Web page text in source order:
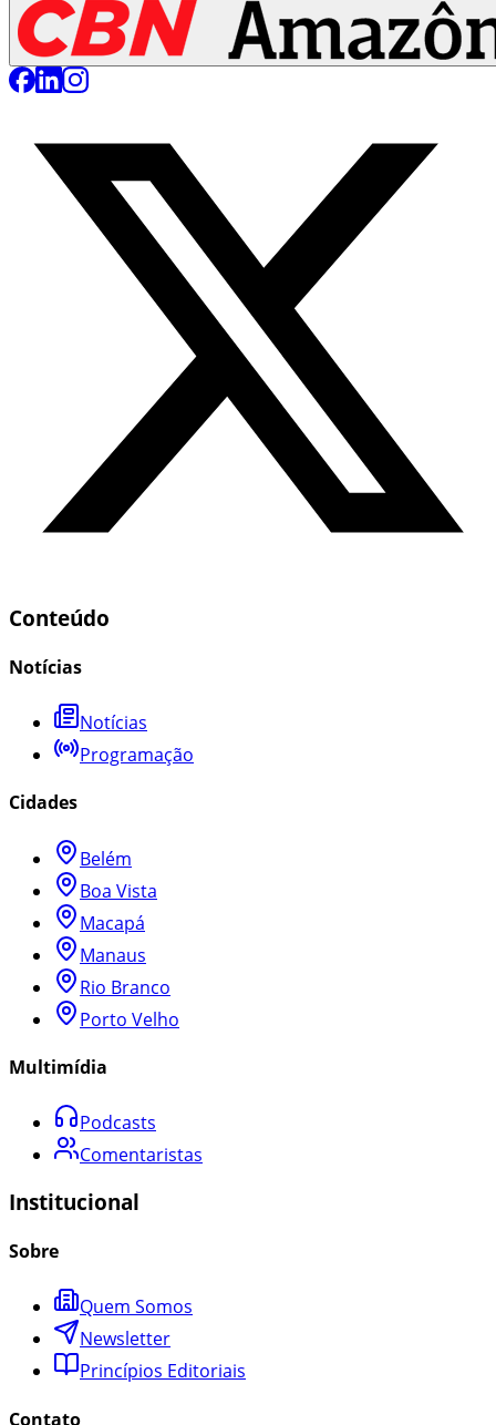
Conteúdo
Notícias
Notícias
Programação
Cidades
Belém
Boa Vista
Macapá
Manaus
Rio Branco
Porto Velho
Multimídia
Podcasts
Comentaristas
Institucional
Sobre
Quem Somos
Newsletter
Princípios Editoriais
Contato